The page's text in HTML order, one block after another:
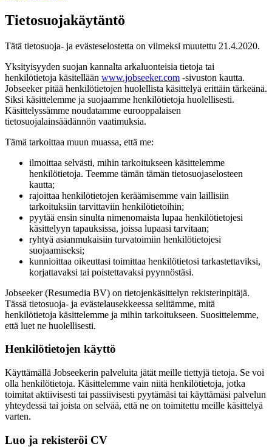
Tietosuojakäytäntö
Tätä tietosuoja- ja evästeselostetta on viimeksi muutettu 21.4.2020.
Yksityisyyden suojan kannalta arkaluonteisia tietoja tai
henkilötietoja käsitellään www.jobseeker.com -sivuston kautta.
Jobseeker pitää henkilötietojen huolellista käsittelyä erittäin tärkeänä.
Siksi käsittelemme ja suojaamme henkilötietoja huolellisesti.
Käsittelyssämme noudatamme eurooppalaisen
tietosuojalainsäädännön vaatimuksia.
Tämä tarkoittaa muun muassa, että me:
ilmoittaa selvästi, mihin tarkoitukseen käsittelemme
henkilötietoja. Teemme tämän tämän tietosuojaselosteen
kautta;
rajoittaa henkilötietojen keräämisemme vain laillisiin
tarkoituksiin tarvittaviin henkilötietoihin;
pyytää ensin sinulta nimenomaista lupaa henkilötietojesi
käsittelyyn tapauksissa, joissa lupaasi tarvitaan;
ryhtyä asianmukaisiin turvatoimiin henkilötietojesi
suojaamiseksi;
kunnioittaa oikeuttasi toimittaa henkilötietosi tarkastettaviksi,
korjattavaksi tai poistettavaksi pyynnöstäsi.
Jobseeker (Resumedia BV) on tietojenkäsittelyn rekisterinpitäjä.
Tässä tietosuoja- ja evästelausekkeessa selitämme, mitä
henkilötietoja käsittelemme ja mihin tarkoitukseen. Suosittelemme,
että luet ne huolellisesti.
Henkilötietojen käyttö
Käyttämällä Jobseekerin palveluita jätät meille tiettyjä tietoja. Se voi
olla henkilötietoja. Käsittelemme vain niitä henkilötietoja, jotka
toimitat aktiivisesti tai passiivisesti pyytämäsi tai käyttämäsi palvelun
yhteydessä tai joista on selvää, että ne on toimitettu meille käsittelyä
varten.
Luo ja rekisteröi CV